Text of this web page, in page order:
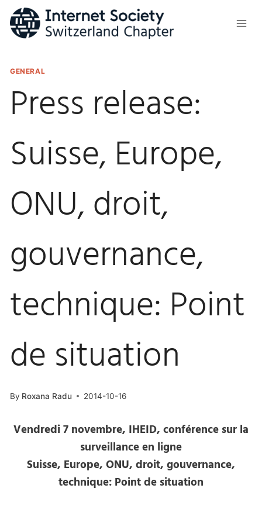
Skip
content
GENERAL
Press release:
Suisse, Europe,
ONU, droit,
gouvernance,
technique: Point
de situation
By Roxana Radu 2014-10-16
Vendredi 7 novembre, IHEID, conférence sur la
surveillance en ligne
Suisse, Europe, ONU, droit, gouvernance,
technique: Point de situation